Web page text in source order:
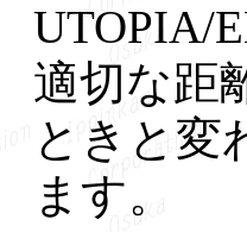
UTOPIA/
適切な距
ときと変
ます。